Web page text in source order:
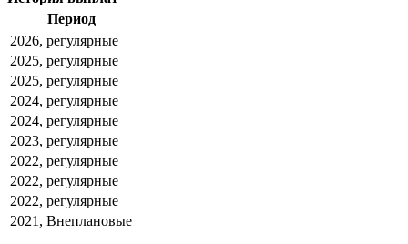
Период
2026, регулярные
2025, регулярные
2025, регулярные
2024, регулярные
2024, регулярные
2023, регулярные
2022, регулярные
2022, регулярные
2022, регулярные
2021, Внеплановые